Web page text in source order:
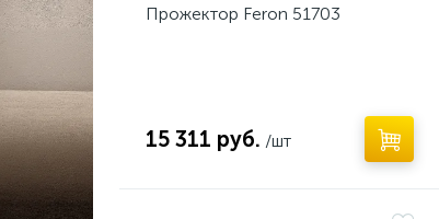
Прожектор Feron 51703
15 311 руб. /шт